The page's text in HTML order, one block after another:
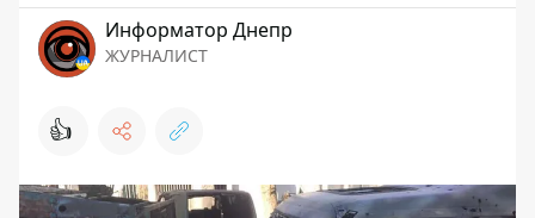
Информатор Днепр
ЖУРНАЛИСТ
👍